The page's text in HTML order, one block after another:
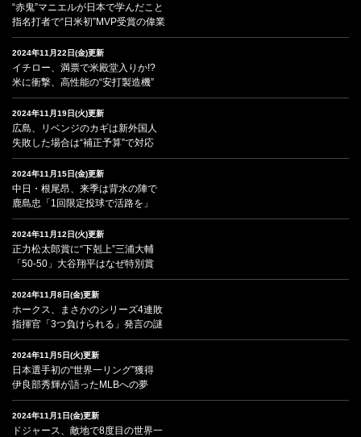
“赤鬼”マニエルが日本で学んだこと
指名打者で“日米初”MVP受賞の偉業
2024年11月22日(金)更新
イチロー、満票で米殿堂入りか!?
米に衝撃、高性能の“安打製造機”
2024年11月19日(火)更新
広島、リベンジのカギは新外国人
失敗した場合は“補正予算”で対応
2024年11月15日(金)更新
中日・根尾昂、来季は背水の陣で
鹿島忠「1回限定投球で活路を」
2024年11月12日(火)更新
正力松太郎賞に“下剋上”三浦大輔
「50-50」大谷翔平はなぜ特別賞
2024年11月8日(金)更新
ホークス、まさかのシリーズ4連敗
指揮官「3つ負けられる」発言の謎
2024年11月5日(火)更新
日本選手初の“世界一リング”獲得
伊良部秀輝が語ったMLBへの夢
2024年11月1日(金)更新
ドジャース、敵地で8度目の世界一